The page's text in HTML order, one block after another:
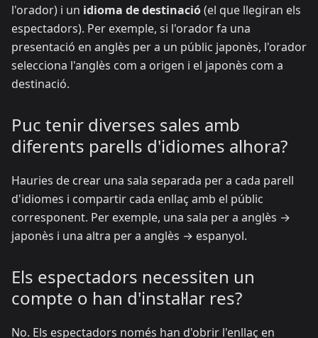
l'orador) i un idioma de destinació(el que llegiran els
espectadors). Per exemple, si l'orador fa una
presentació en anglès per a un públic japonès, l'orador
selecciona l'anglès com a origen i el japonès com a
destinació.
Puc tenir diverses sales amb
diferents parells d'idiomes alhora?
Hauries de crear una sala separada per a cada parell
d'idiomes i compartir cada enllaç amb el públic
corresponent. Per exemple, una sala per a anglès →
japonès i una altra per a anglès → espanyol.
Els espectadors necessiten un
compte o han d'instal·lar res?
No. Els espectadors només han d'obrir l'enllaç en